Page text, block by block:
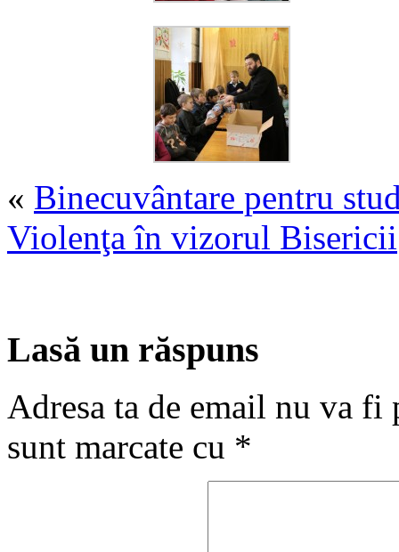
« Binecuvântare pentru
Violenţa în vizorul Bisericii
Lasă un răspuns
Adresa ta de email nu va fi
sunt marcate cu *